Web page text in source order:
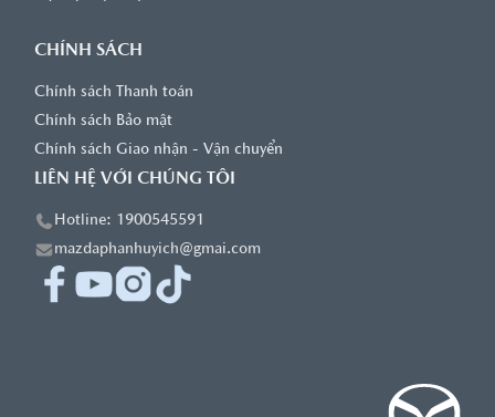
CHÍNH SÁCH
Chính sách Thanh toán
Chính sách Bảo mật
Chính sách Giao nhận - Vận chuyển
LIÊN HỆ VỚI CHÚNG TÔI
Hotline: 1900545591
mazdaphanhuyich@gmai.com